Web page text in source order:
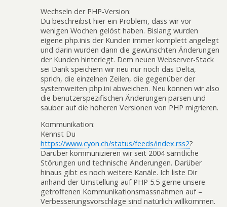
Wechseln der PHP-Version:
Du beschreibst hier ein Problem, dass wir vor
wenigen Wochen gelöst haben. Bislang wurden
eigene php.inis der Kunden immer komplett angelegt
und darin wurden dann die gewünschten Änderungen
der Kunden hinterlegt. Dem neuen Webserver-Stack
sei Dank speichern wir neu nur noch das Delta,
sprich, die einzelnen Zeilen, die gegenüber der
systemweiten php.ini abweichen. Neu können wir also
die benutzerspezifischen Änderungen parsen und
sauber auf die höheren Versionen von PHP migrieren.
Kommunikation:
Kennst Du
https://www.cyon.ch/status/feeds/index.rss2?
Darüber kommunizieren wir seit 2004 sämtliche
Störungen und technische Änderungen. Darüber
hinaus gibt es noch weitere Kanäle. Ich liste Dir
anhand der Umstellung auf PHP 5.5 gerne unsere
getroffenen Kommunikationsmassnahmen auf –
Verbesserungsvorschläge sind natürlich willkommen.